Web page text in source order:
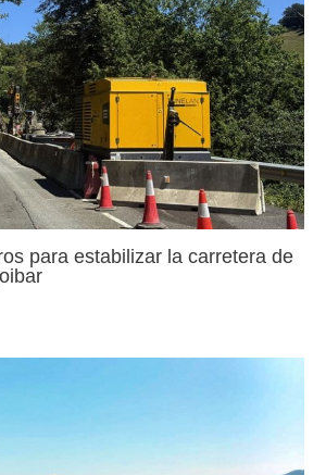
para estabilizar la carretera de